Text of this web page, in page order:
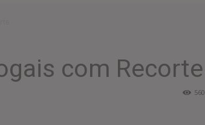
com Recorte
560